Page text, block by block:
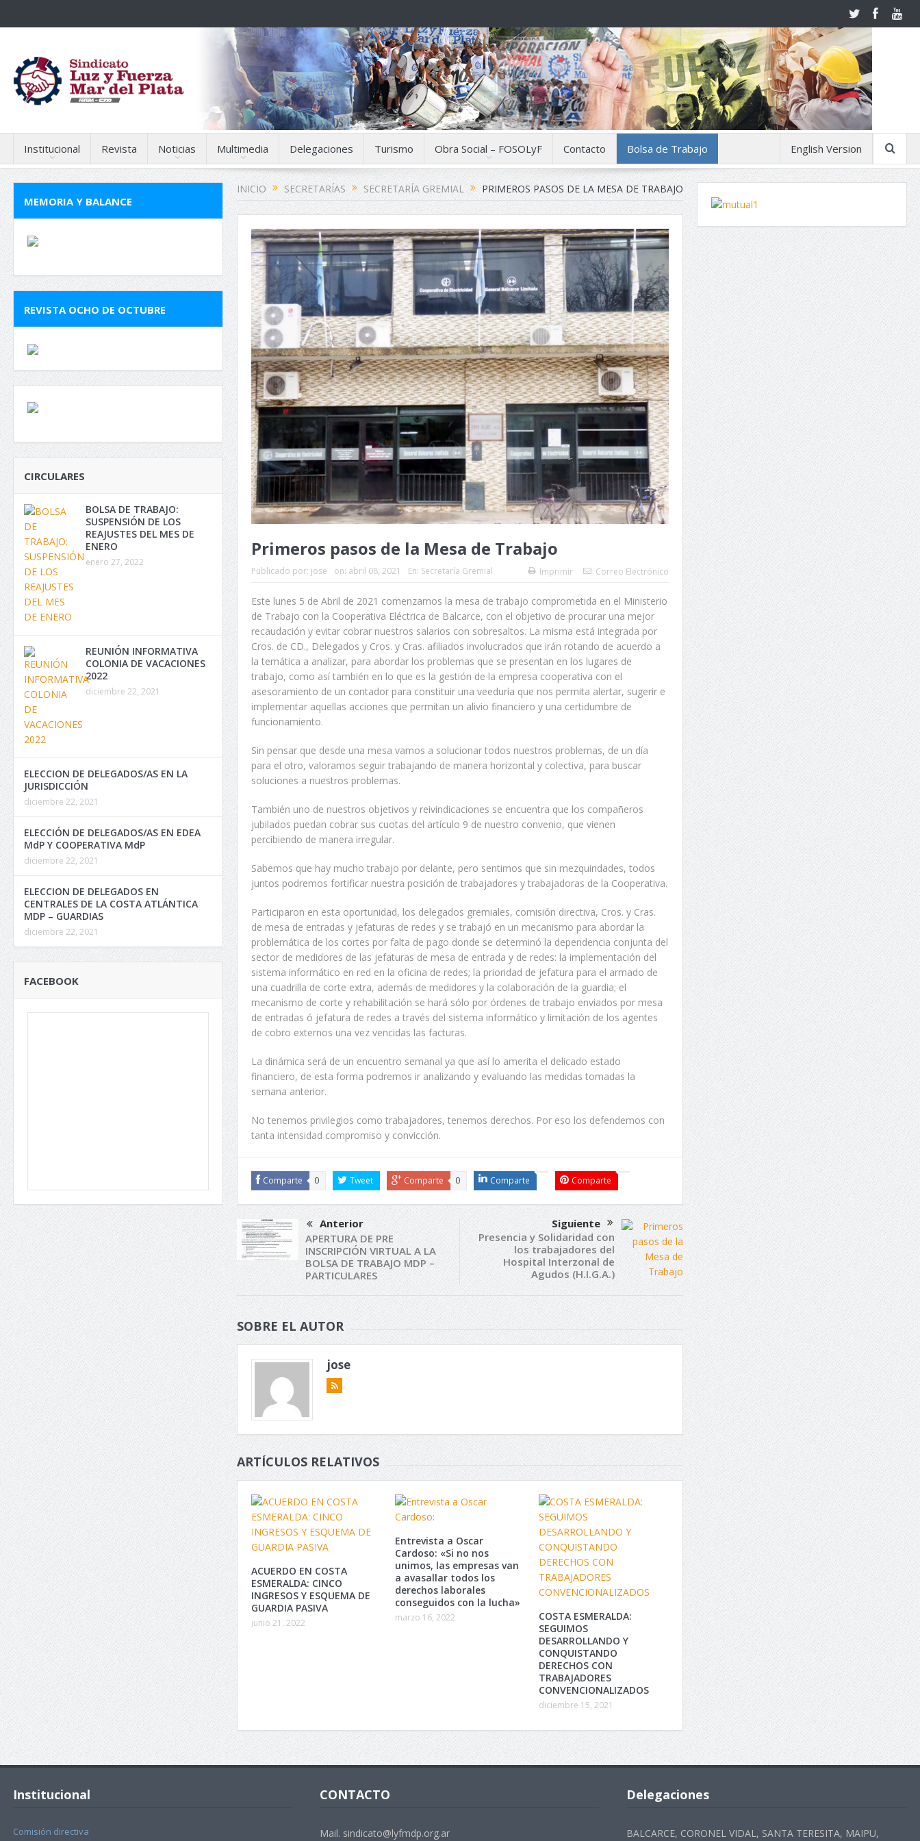
Institucional Revista Noticias Multimedia Delegaciones Turismo Obra Social – FOSOLyF Contacto Bolsa de Trabajo English Version
INICIO SECRETARÍAS SECRETARÍA GREMIAL PRIMEROS PASOS DE LA MESA DE TRABAJO
Primeros pasos de la Mesa de Trabajo
Publicado por: jose on: abril 08, 2021 En: Secretaría Gremial Imprimir Correo Electrónico
Este lunes 5 de Abril de 2021 comenzamos la mesa de trabajo comprometida en el Ministerio
de Trabajo con la Cooperativa Eléctrica de Balcarce, con el objetivo de procurar una mejor
recaudación y evitar cobrar nuestros salarios con sobresaltos. La misma está integrada por
Cros. de CD., Delegados y Cros. y Cras. afiliados involucrados que irán rotando de acuerdo a
la temática a analizar, para abordar los problemas que se presentan en los lugares de
trabajo, como así también en lo que es la gestión de la empresa cooperativa con el
asesoramiento de un contador para constituir una veeduría que nos permita alertar, sugerir e
implementar aquellas acciones que permitan un alivio financiero y una certidumbre de
funcionamiento.
Sin pensar que desde una mesa vamos a solucionar todos nuestros problemas, de un día
para el otro, valoramos seguir trabajando de manera horizontal y colectiva, para buscar
soluciones a nuestros problemas.
También uno de nuestros objetivos y reivindicaciones se encuentra que los compañeros
jubilados puedan cobrar sus cuotas del artículo 9 de nuestro convenio, que vienen
percibiendo de manera irregular.
Sabemos que hay mucho trabajo por delante, pero sentimos que sin mezquindades, todos
juntos podremos fortificar nuestra posición de trabajadores y trabajadoras de la Cooperativa.
Participaron en esta oportunidad, los delegados gremiales, comisión directiva, Cros. y Cras.
de mesa de entradas y jefaturas de redes y se trabajó en un mecanismo para abordar la
problemática de los cortes por falta de pago donde se determinó la dependencia conjunta del
sector de medidores de las jefaturas de mesa de entrada y de redes: la implementación del
sistema informático en red en la oficina de redes; la prioridad de jefatura para el armado de
una cuadrilla de corte extra, además de medidores y la colaboración de la guardia; el
mecanismo de corte y rehabilitación se hará sólo por órdenes de trabajo enviados por mesa
de entradas ó jefatura de redes a través del sistema informático y limitación de los agentes
de cobro externos una vez vencidas las facturas.
La dinámica será de un encuentro semanal ya que así lo amerita el delicado estado
financiero, de esta forma podremos ir analizando y evaluando las medidas tomadas la
semana anterior.
No tenemos privilegios como trabajadores, tenemos derechos. Por eso los defendemos con
tanta intensidad compromiso y convicción.
Comparte 0 Tweet Comparte 0 Comparte Comparte
Anterior
APERTURA DE PRE
INSCRIPCIÓN VIRTUAL A LA
BOLSA DE TRABAJO MDP –
PARTICULARES
Siguiente
Presencia y Solidaridad con
los trabajadores del
Hospital Interzonal de
Agudos (H.I.G.A.)
SOBRE EL AUTOR
jose
ARTÍCULOS RELATIVOS
ACUERDO EN COSTA
ESMERALDA: CINCO
INGRESOS Y ESQUEMA DE
GUARDIA PASIVA
junio 21, 2022
Entrevista a Oscar
Cardoso: «Si no nos
unimos, las empresas van
a avasallar todos los
derechos laborales
conseguidos con la lucha»
marzo 16, 2022
COSTA ESMERALDA:
SEGUIMOS
DESARROLLANDO Y
CONQUISTANDO
DERECHOS CON
TRABAJADORES
CONVENCIONALIZADOS
diciembre 15, 2021
MEMORIA Y BALANCE
REVISTA OCHO DE OCTUBRE
CIRCULARES
BOLSA DE TRABAJO:
SUSPENSIÓN DE LOS
REAJUSTES DEL MES DE
ENERO
enero 27, 2022
REUNIÓN INFORMATIVA
COLONIA DE VACACIONES
2022
diciembre 22, 2021
ELECCION DE DELEGADOS/AS EN LA
JURISDICCIÓN
diciembre 22, 2021
ELECCIÓN DE DELEGADOS/AS EN EDEA
MdP Y COOPERATIVA MdP
diciembre 22, 2021
ELECCION DE DELEGADOS EN
CENTRALES DE LA COSTA ATLÁNTICA
MDP – GUARDIAS
diciembre 22, 2021
FACEBOOK
Institucional
Comisión directiva
CONTACTO
Mail. sindicato@lyfmdp.org.ar
Delegaciones
BALCARCE, CORONEL VIDAL, SANTA TERESITA, MAIPU,